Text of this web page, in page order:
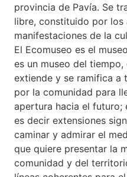
provincia de Pavía. Se
libre, constituido por los
manifestaciones de la
El Ecomuseo es el
es un museo del
extiende y se ramifica a
por la comunidad para
apertura hacia el futuro;
es decir extensiones
caminar y admirar el
que quiere presentar la
comunidad y del